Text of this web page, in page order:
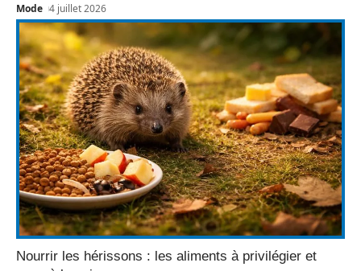
Mode 4 juillet 2026
Nourrir les hérissons : les aliments à privilégier et